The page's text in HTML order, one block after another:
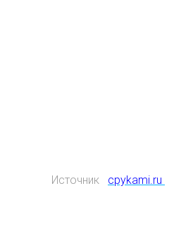
Источник cpykami.ru